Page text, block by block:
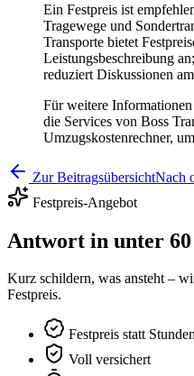
Ein Festpreis ist
Tragewege und
Transporte bietet
Leistungsbeschreibung
reduziert Diskussionen
Für weitere
die Services von Boss
Umzugskostenrechner,
Zur BeitragsübersichtNach
Festpreis-Angebot
Antwort in unter
Kurz schildern, was ansteht –
Festpreis.
Festpreis statt
Voll versichert